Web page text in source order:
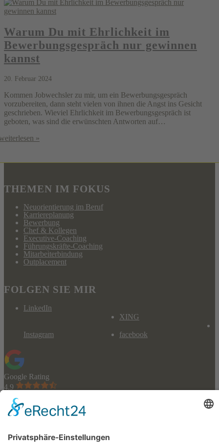
Warum Du mit Ehrlichkeit im
Bewerbungsgespräch nur gewinnen
kannst
20. Februar 2024
Kommen Jobwechsler zu mir, um ein Bewerbungsgespräch
vorzubereiten, dann steht vielen von ihnen die Angst ins Gesicht
geschrieben. Wieviel Ehrlichkeit im Bewerbungsgespräch ist
geboten, was sind die erwünschten Antworten auf…
»
THEMEN IM FOKUS
Neuorientierung im Beruf
Karriereplanung
Bewerbung
Chef & Kollegen
Executive-Coaching
Führungskräfte-Coaching
Mitarbeiterbindung
Outplacement
FOLGEN SIE MIR
LinkedIn
XING
Instagram facebook
Google Rating
4.9
KONTAKT
Steinfelder Gasse 14
50670 Köln